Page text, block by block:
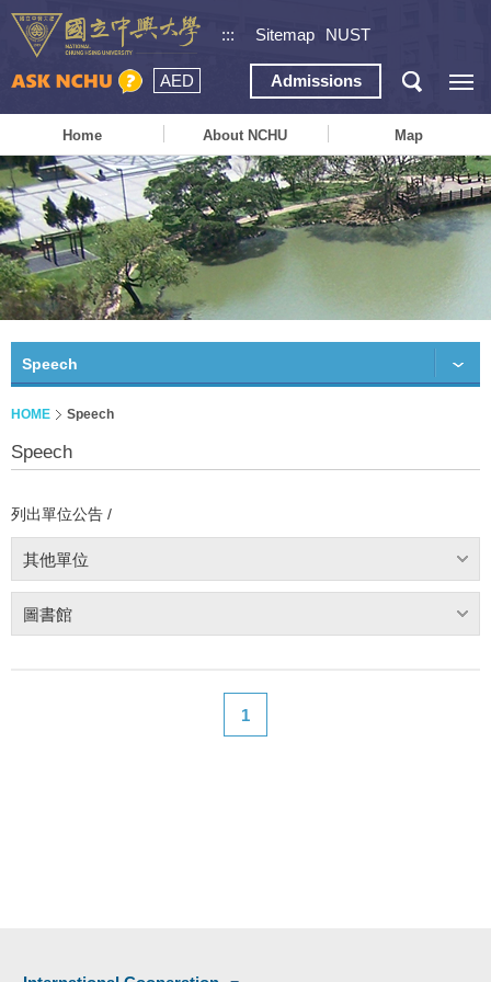
::: Sitemap NUST
AED Admissions
Home About NCHU Map
Speech
HOME Speech
Speech
列出單位公告 /
其他單位
圖書館
1